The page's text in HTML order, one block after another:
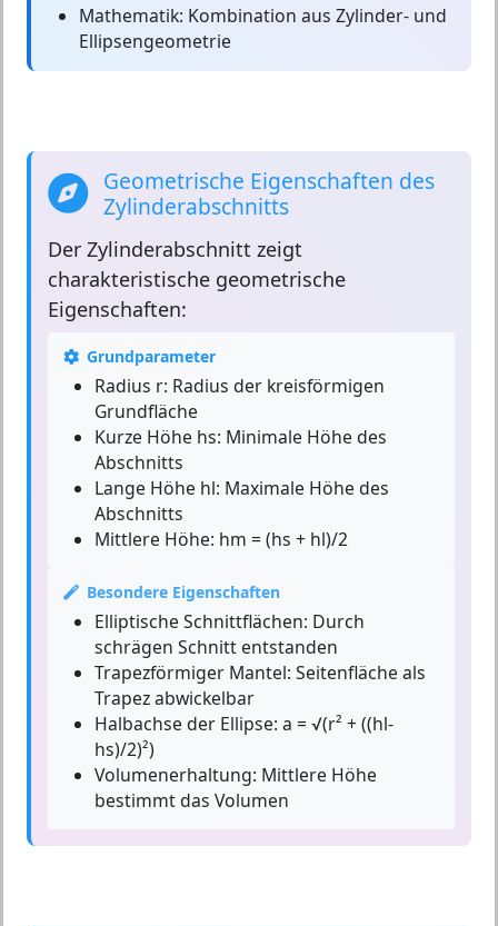
Mathematik: Kombination aus Zylinder- und
Ellipsengeometrie
Geometrische Eigenschaften des
Zylinderabschnitts
Der Zylinderabschnitt zeigt
charakteristische geometrische
Eigenschaften:
Grundparameter
Radius r: Radius der kreisförmigen
Grundfläche
Kurze Höhe hs: Minimale Höhe des
Abschnitts
Lange Höhe hl: Maximale Höhe des
Abschnitts
Mittlere Höhe: hm = (hs + hl)/2
Besondere Eigenschaften
Elliptische Schnittflächen: Durch
schrägen Schnitt entstanden
Trapezförmiger Mantel: Seitenfläche als
Trapez abwickelbar
Halbachse der Ellipse: a = √(r² + ((hl-
hs)/2)²)
Volumenerhaltung: Mittlere Höhe
bestimmt das Volumen